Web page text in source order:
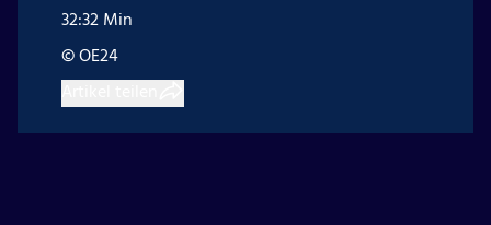
32:32 Min
© OE24